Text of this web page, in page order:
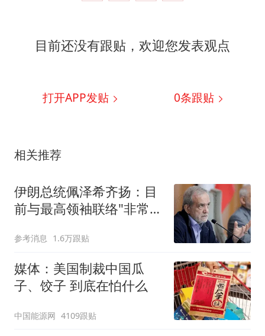
目前还没有跟贴，欢迎您发表观点
打开APP发贴 0条跟贴
相关推荐
伊朗总统佩泽希齐扬：目
前与最高领袖联络"非常困
参考消息 1.6万跟贴
媒体：美国制裁中国瓜
子、饺子 到底在怕什么
中国能源网 4109跟贴